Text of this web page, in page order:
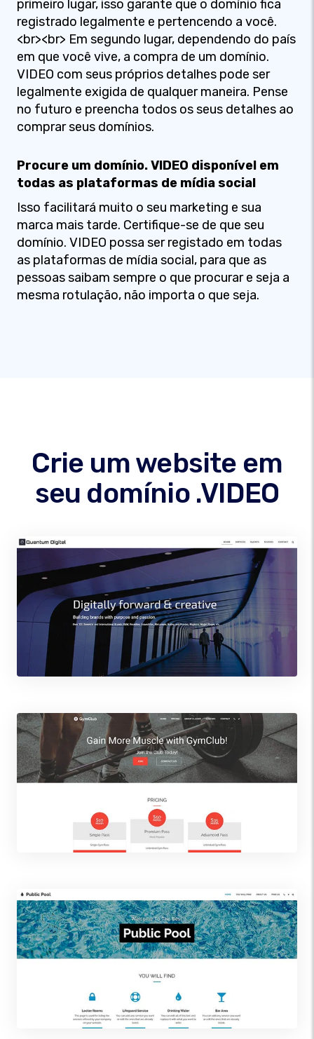
primeiro lugar, isso garante que o domínio fica
registrado legalmente e pertencendo a você.
<br><br> Em segundo lugar, dependendo do país
em que você vive, a compra de um domínio.
VIDEO com seus próprios detalhes pode ser
legalmente exigida de qualquer maneira. Pense
no futuro e preencha todos os seus detalhes ao
comprar seus domínios.
Procure um domínio. VIDEO disponível em
todas as plataformas de mídia social
Isso facilitará muito o seu marketing e sua
marca mais tarde. Certifique-se de que seu
domínio. VIDEO possa ser registado em todas
as plataformas de mídia social, para que as
pessoas saibam sempre o que procurar e seja a
mesma rotulação, não importa o que seja.
Crie um website em
seu domínio .VIDEO